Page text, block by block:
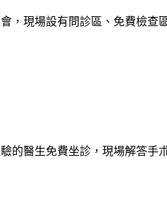
現場設有問診區、免費檢查
的醫生免費坐診，現場解答手